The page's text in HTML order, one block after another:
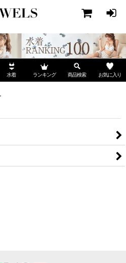
水着 ランキング 商品検索 お気に入り